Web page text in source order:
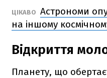
ЦІКАВО Астрономи
на іншому
Відкриття
Планету, що